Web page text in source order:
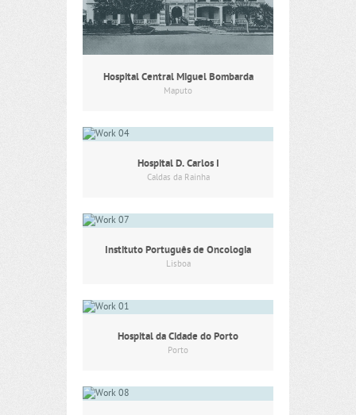
Hospital Central Miguel Bombarda
Maputo
Hospital D. Carlos I
Caldas da Rainha
Instituto Português de Oncologia
Lisboa
Hospital da Cidade do Porto
Porto